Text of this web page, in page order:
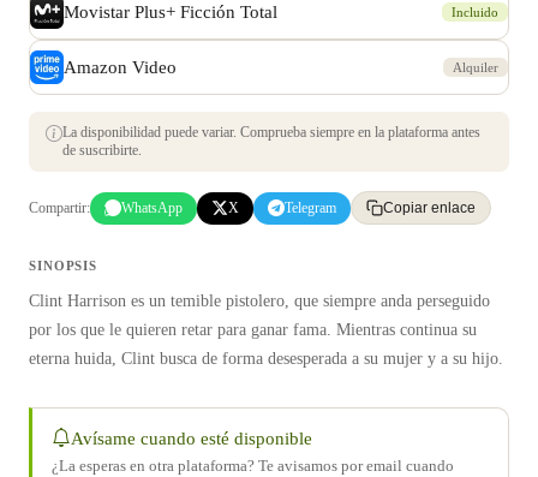
Movistar Plus+ Ficción Total Incluido
Amazon Video Alquiler
La disponibilidad puede variar. Comprueba siempre en la plataforma antes
de suscribirte.
Compartir: WhatsApp X Telegram Copiar enlace
SINOPSIS
Clint Harrison es un temible pistolero, que siempre anda perseguido
por los que le quieren retar para ganar fama. Mientras continua su
eterna huida, Clint busca de forma desesperada a su mujer y a su hijo.
Avísame cuando esté disponible
¿La esperas en otra plataforma? Te avisamos por email cuando